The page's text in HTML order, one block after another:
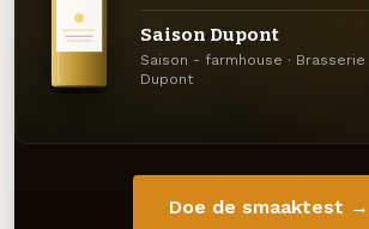
Saison Dupont
Saison - farmhouse · Brasserie
Dupont
Doe de smaaktest →